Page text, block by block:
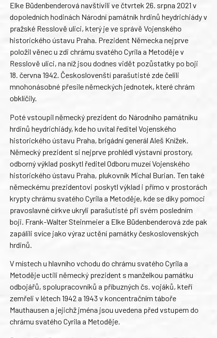
Elke Büdenbenderová navštívili ve čtvrtek 26. srpna 2021 v
dopoledních hodinách Národní památník hrdinů heydrichiády v
pražské Resslově ulici, který je ve správě Vojenského
historického ústavu Praha. Prezident Německa nejprve
položil věnec u zdi chrámu svatého Cyrila a Metoděje v
Resslově ulici, na níž jsou dodnes vidět pozůstatky po boji
18. června 1942. Českoslovenští parašutisté zde čelili
mnohonásobné přesile německých jednotek, které chrám
obklíčily.
Poté vstoupil německý prezident do Národního památníku
hrdinů heydrichiády, kde ho uvítal ředitel Vojenského
historického ústavu Praha, brigádní generál Aleš Knížek.
Německý prezident si nejprve prohlédl výstavní prostory,
odborný výklad poskytl ředitel Odboru muzeí Vojenského
historického ústavu Praha, plukovník Michal Burian. Ten také
německému prezidentovi poskytl výklad i přímo v prostorách
krypty chrámu svatého Cyrila a Metoděje, kde se díky pomoci
pravoslavné církve ukryli parašutisté při svém posledním
boji. Frank-Walter Steinmeier a Elke Büdenbenderová zde pak
zapálili svíce jako výraz uctění památky československých
hrdinů.
V místech u hlavního vchodu do chrámu svatého Cyrila a
Metoděje uctili německý prezident s manželkou památku
odbojářů, spolupracovníků a příbuzných čs. vojáků, kteří
zemřeli v létech 1942 a 1943 v koncentračním táboře
Mauthausen a jejichž jména jsou uvedena před vstupem do
chrámu svatého Cyrila a Metoděje.